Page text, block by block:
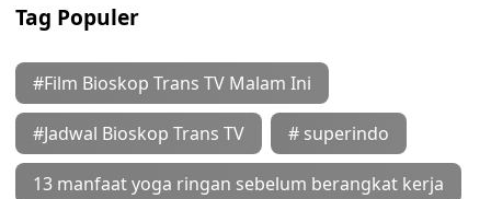
Tag Populer
#Film Bioskop Trans TV Malam Ini
#Jadwal Bioskop Trans TV # superindo
13 manfaat yoga ringan sebelum berangkat kerja